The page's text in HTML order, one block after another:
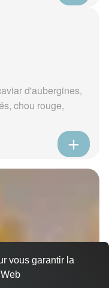
d'aubergines,
chou rouge,
vous garantir la